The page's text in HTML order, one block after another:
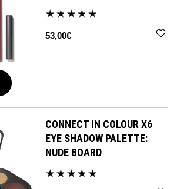
53,00€
CONNECT IN COLOUR X6
EYE SHADOW PALETTE:
NUDE BOARD